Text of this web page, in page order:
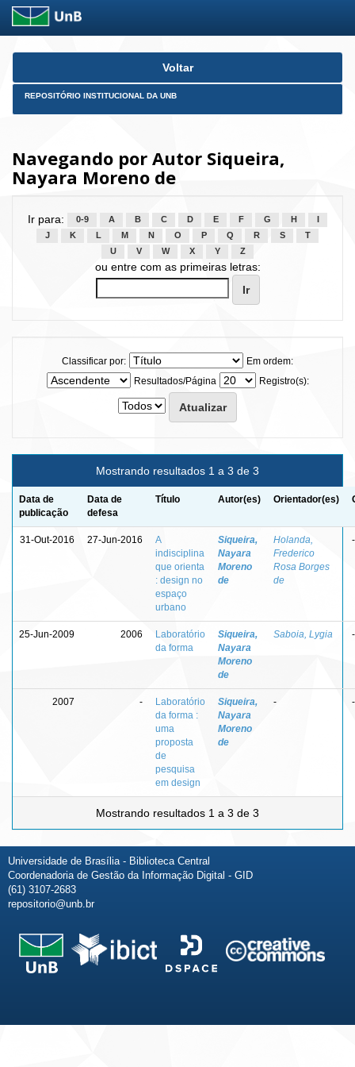
Skip
Voltar
REPOSITÓRIO INSTITUCIONAL DA UNB
Navegando por Autor Siqueira,
Nayara Moreno de
Ir para: 0-9 A B C D E F G H
J
K L M N O P Q R S
T
U
V W X Y Z
ou entre com as primeiras letras:
Classificar por:
Em ordem:
Resultados/Página
Registro(s):
Mostrando resultados 1 a 3 de 3
Data de
publicação
Data de
defesa
Título Autor(es) Orientador(es)
31-Out-2016 27-Jun-2016
A
indisciplina
que orienta
: design no
espaço
urbano
Siqueira,
Nayara
Moreno
de
Holanda,
Frederico
Rosa Borges
de
-
25-Jun-2009 2006
Laboratório
da forma
Siqueira,
Nayara
Moreno
de
Saboia, Lygia -
2007 -
Laboratório
da forma :
uma
proposta
de
pesquisa
em design
Siqueira,
Nayara
Moreno
de
- -
Mostrando resultados 1 a 3 de 3
Universidade de Brasília - Biblioteca Central
Coordenadoria de Gestão da Informação Digital - GID
(61) 3107-2683
repositorio@unb.br